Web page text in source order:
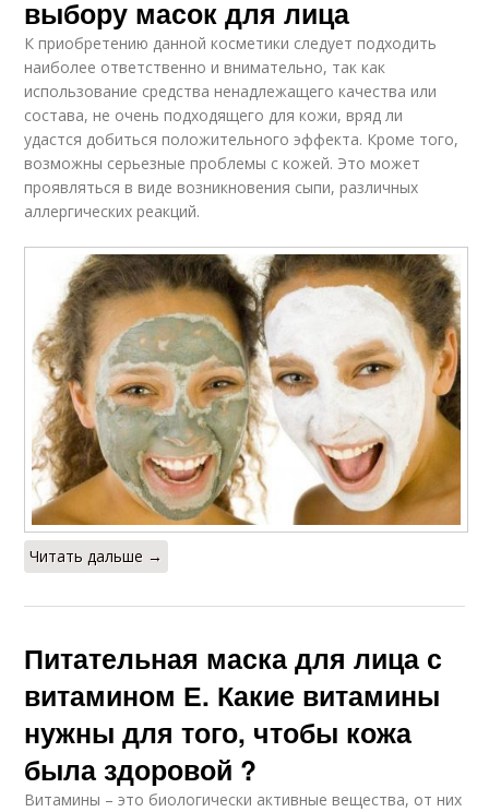
выбору масок для лица
К приобретению данной косметики следует подходить
наиболее ответственно и внимательно, так как
использование средства ненадлежащего качества или
состава, не очень подходящего для кожи, вряд ли
удастся добиться положительного эффекта. Кроме того,
возможны серьезные проблемы с кожей. Это может
проявляться в виде возникновения сыпи, различных
аллергических реакций.
Читать дальше →
Питательная маска для лица с
витамином Е. Какие витамины
нужны для того, чтобы кожа
была здоровой ?
Витамины – это биологически активные вещества, от них